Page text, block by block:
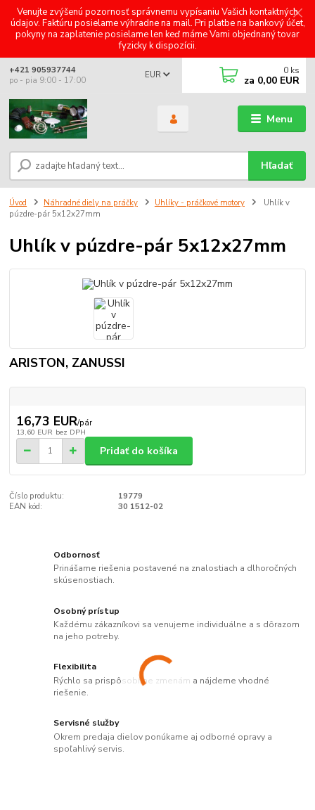
Venujte zvýšenú pozornosť správnemu vypísaniu Vašich kontaktných
údajov. Faktúru posielame výhradne na mail. Pri platbe na bankový účet,
pokyny na zaplatenie posielame len keď máme Vami objednaný tovar
fyzicky k dispozícii.
Menu
EUR
Hľadať
+421 905937744
po - pia 9:00 - 17:00
0 ks
za 0,00 EUR
Úvod Náhradné diely na práčky Uhlíky - práčkové motory
Uhlík v
púzdre-pár 5x12x27mm
Uhlík v púzdre-pár 5x12x27mm
ARISTON, ZANUSSI
16,73 EUR/pár
13,60 EUR bez DPH
Pridať do košíka
Číslo produktu:
19779
EAN kód:
30 1512-02
Odbornosť
Prinášame riešenia postavené na znalostiach a dlhoročných
skúsenostiach.
Osobný prístup
Každému zákazníkovi sa venujeme individuálne a s dôrazom
na jeho potreby.
Flexibilita
Rýchlo sa prispôsobíme zmenám a nájdeme vhodné
riešenie.
Servisné služby
Okrem predaja dielov ponúkame aj odborné opravy a
spoľahlivý servis.